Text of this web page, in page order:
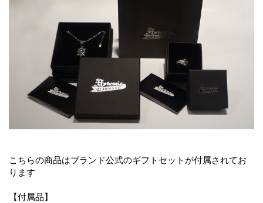
こちらの商品はブランド公式のギフトセットが付属されてお
ります
【付属品】